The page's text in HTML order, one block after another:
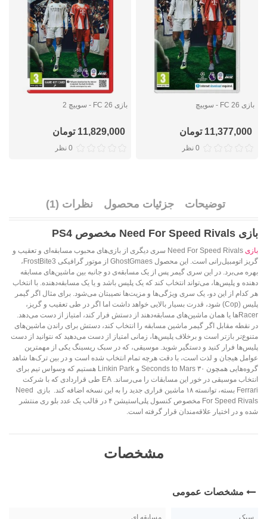
بازی FC 26 - سوییچ
11,377,000 تومان
0 نظر
بازی FC 26 - سوییچ 2
11,829,000 تومان
0 نظر
توضیحات جزئیات محصول نظرات (1)
بازی Need For Speed Rivals مخصوص PS4
بازی
Need For Speed Rivals سری دیگری از بازی‌های محبوب مسابقه‌ای و تعقیب و
گریز اتومبیل‌رانی است. این محصول GhostGmaes از موتور گرافیکی FrostBite3،
بهره می‌برد. در این سری گیمر پس از یک مسابقه‌ی دو جانبه بین ماشین‌های مسابقه
دهنده و پلیس‌ها، می‌تواند انتخاب کند که یک پلیس باشد و یا یک مسابقه‌دهنده. با انتخاب
هر کدام از این دو، یک سری ویژگی‌ها و مزیت‌ها نصیبتان می‌شود. برای مثال اگر گیمر
پلیس (Cop) شود، قدرت بسیار بالایی خواهد داشت اما اگر در طی تعقیب و گریز،
Racerها یا همان ماشین‌های مسابقه‌دهند از دستش فرار کند، امتیاز از دست می‌دهد.
در نقطه مقابل اگر گیمر ماشین مسابقه را انتخاب کند، دستش برای راندن ماشین‌های
متنوع‌تر بازتر است و برخلاف پلیس‌ها، زمانی امتیاز از دست می‌دهید که نتوانید از دست
پلیس‌ها فرار کنید و دستگیر شوید. موسیقی، که در سبک‌ ریسینگ یکی از مهمترین
عوامل هیجان و لذت است، با دقت هرچه تمام انتخاب شده است و در بین ترک‌ها شاهد
گروه‌هایی همچون ۳۰ Seconds to Mars و Linkin Park هستیم که وسواس تیم برای
انتخاب موسیقی در خور این مسابقات را می‌رساند. EA طی قراردادی که با شرکت
Ferrari بسته، توانسته ۱۸ ماشین فراری جدید را به این نسخه اضافه کند. بازی Need
For Speed Rivals مخصوص کنسول پلی‌استیشن ۴ در قالب یک عدد بلو ری منتشر
شده و در اختیار علاقه‌مندان قرار گرفته است.
مشخصات
مشخصات عمومی